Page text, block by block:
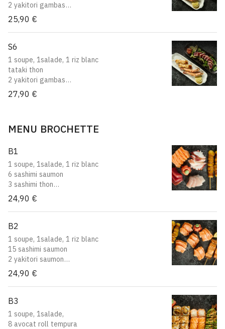
2 yakitori gambas
2 yakitori Saint Jacques
25,90 €
S6
1 soupe, 1salade, 1 riz blanc
tataki thon
2 yakitori gambas
2 yakitori Saint Jacques
27,90 €
MENU BROCHETTE
B1
1 soupe, 1salade, 1 riz blanc
6 sashimi saumon
3 sashimi thon
3 sashimi daurade
2 sashimi maquereau
2 sashimi poulpe
2 yakitori boeuf au fromage
24,90 €
B2
1 soupe, 1salade, 1 riz blanc
15 sashimi saumon
2 yakitori saumon
2 yakitori bœuf au fromage
24,90 €
B3
1 soupe, 1salade,
8 avocat roll tempura